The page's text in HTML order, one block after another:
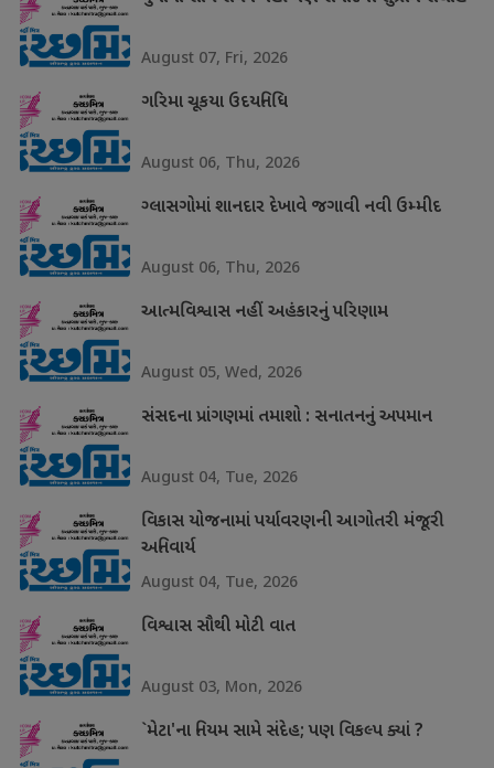
August 07, Fri, 2026
ગરિમા ચૂકયા ઉદયનિધિ
August 06, Thu, 2026
ગ્લાસગોમાં શાનદાર દેખાવે જગાવી નવી ઉમ્મીદ
August 06, Thu, 2026
આત્મવિશ્વાસ નહીં અહંકારનું પરિણામ
August 05, Wed, 2026
સંસદના પ્રાંગણમાં તમાશો : સનાતનનું અપમાન
August 04, Tue, 2026
વિકાસ યોજનામાં પર્યાવરણની આગોતરી મંજૂરી
અનિવાર્ય
August 04, Tue, 2026
વિશ્વાસ સૌથી મોટી વાત
August 03, Mon, 2026
`મેટા'ના નિયમ સામે સંદેહ; પણ વિકલ્પ ક્યાં ?